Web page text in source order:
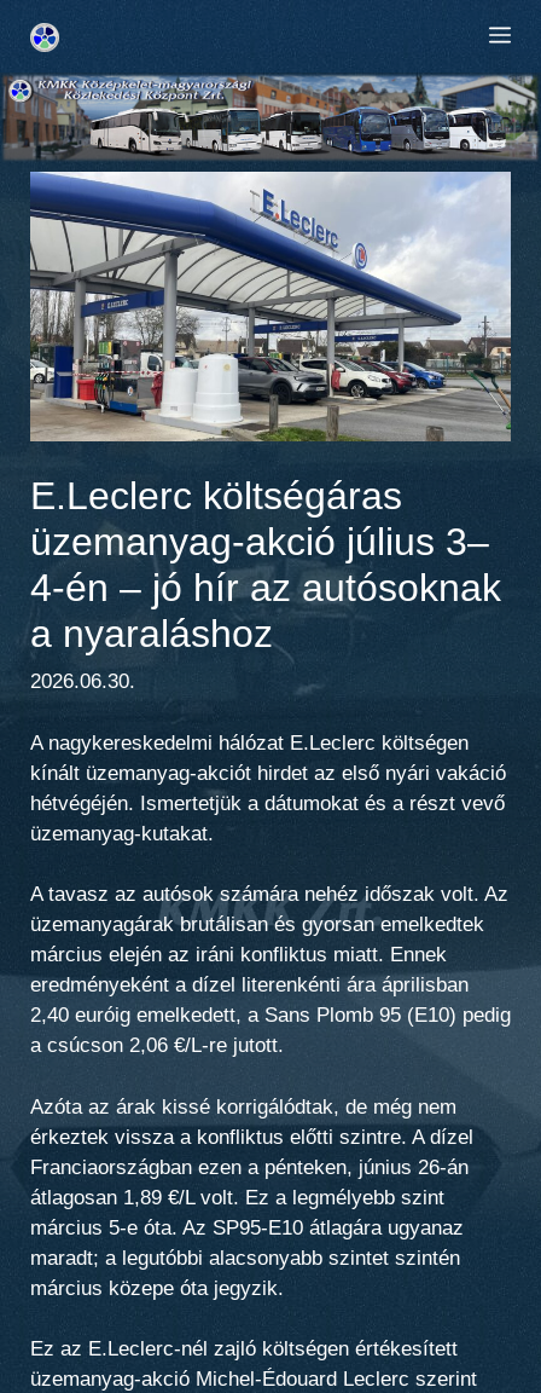
tartalomba
E.Leclerc költségáras
üzemanyag-akció július 3–
4-én – jó hír az autósoknak
a nyaraláshoz
2026.06.30.
A nagykereskedelmi hálózat E.Leclerc költségen
kínált üzemanyag-akciót hirdet az első nyári vakáció
hétvégéjén. Ismertetjük a dátumokat és a részt vevő
üzemanyag-kutakat.
A tavasz az autósok számára nehéz időszak volt. Az
üzemanyagárak brutálisan és gyorsan emelkedtek
március elején az iráni konfliktus miatt. Ennek
eredményeként a dízel literenkénti ára áprilisban
2,40 euróig emelkedett, a Sans Plomb 95 (E10) pedig
a csúcson 2,06 €/L-re jutott.
Azóta az árak kissé korrigálódtak, de még nem
érkeztek vissza a konfliktus előtti szintre. A dízel
Franciaországban ezen a pénteken, június 26-án
átlagosan 1,89 €/L volt. Ez a legmélyebb szint
március 5-e óta. Az SP95-E10 átlagára ugyanaz
maradt; a legutóbbi alacsonyabb szintet szintén
március közepe óta jegyzik.
Ez az E.Leclerc-nél zajló költségen értékesített
üzemanyag-akció Michel-Édouard Leclerc szerint